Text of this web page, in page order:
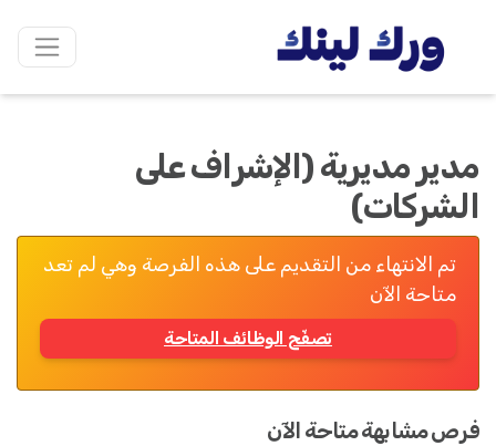
مدير مديرية (الإشراف على
الشركات)
تم الانتهاء من التقديم على هذه الفرصة وهي لم تعد
متاحة الآن
تصفّح الوظائف المتاحة
فرص مشابهة متاحة الآن